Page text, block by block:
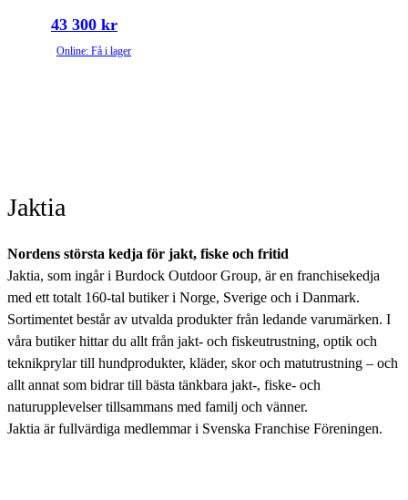
43 300 kr
Online: Få i lager
Jaktia
Nordens största kedja för jakt, fiske och fritid
Jaktia, som ingår i Burdock Outdoor Group, är en franchisekedja
med ett totalt 160-tal butiker i Norge, Sverige och i Danmark.
Sortimentet består av utvalda produkter från ledande varumärken. I
våra butiker hittar du allt från jakt- och fiskeutrustning, optik och
teknikprylar till hundprodukter, kläder, skor och matutrustning – och
allt annat som bidrar till bästa tänkbara jakt-, fiske- och
naturupplevelser tillsammans med familj och vänner.
Jaktia är fullvärdiga medlemmar i Svenska Franchise Föreningen.